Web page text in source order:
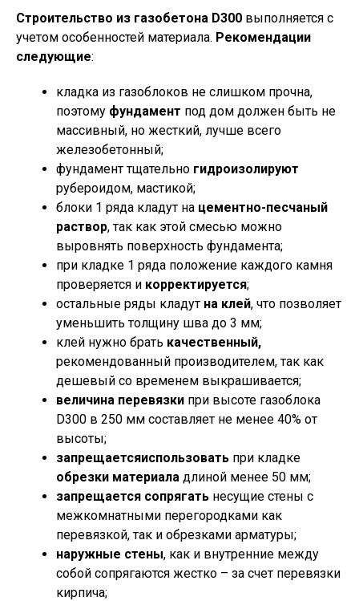
Строительство из газобетона D300 выполняется с
учетом особенностей материала. Рекомендации
следующие:
кладка из газоблоков не слишком прочна,
поэтому фундамент под дом должен быть не
массивный, но жесткий, лучше всего
железобетонный;
фундамент тщательно гидроизолируют
рубероидом, мастикой;
блоки 1 ряда кладут на цементно-песчаный
раствор, так как этой смесью можно
выровнять поверхность фундамента;
при кладке 1 ряда положение каждого камня
проверяется и корректируется;
остальные ряды кладут на клей, что позволяет
уменьшить толщину шва до 3 мм;
клей нужно брать качественный,
рекомендованный производителем, так как
дешевый со временем выкрашивается;
величина перевязки при высоте газоблока
D300 в 250 мм составляет не менее 40% от
высоты;
запрещаетсяиспользовать при кладке
обрезки материала длиной менее 50 мм;
запрещается сопрягать несущие стены с
межкомнатными перегородками как
перевязкой, так и обрезками арматуры;
наружные стены, как и внутренние между
собой сопрягаются жестко – за счет перевязки
кирпича;